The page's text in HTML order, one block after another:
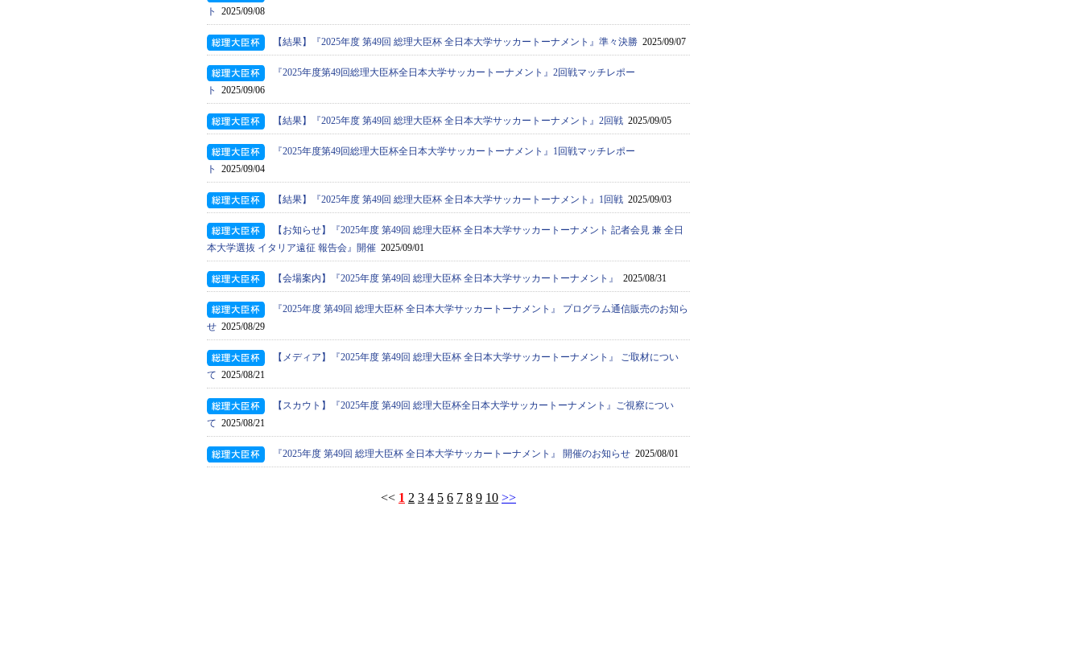
ト
2025/09/08
【結果】『2025年度 第49回 総理大臣杯 全日本大学サッカートーナメント』準々決勝 2025/09/07
『2025年度第49回総理大臣杯全日本大学サッカートーナメント』2回戦マッチレポー
ト
2025/09/06
【結果】『2025年度 第49回 総理大臣杯 全日本大学サッカートーナメント』2回戦 2025/09/05
『2025年度第49回総理大臣杯全日本大学サッカートーナメント』1回戦マッチレポー
ト
2025/09/04
【結果】『2025年度 第49回 総理大臣杯 全日本大学サッカートーナメント』1回戦 2025/09/03
【お知らせ】『2025年度 第49回 総理大臣杯 全日本大学サッカートーナメント 記者会見 兼 全日
本大学選抜 イタリア遠征 報告会』開催 2025/09/01
【会場案内】『2025年度 第49回 総理大臣杯 全日本大学サッカートーナメント』 2025/08/31
『2025年度 第49回 総理大臣杯 全日本大学サッカートーナメント』 プログラム通信販売のお知ら
せ 2025/08/29
【メディア】『2025年度 第49回 総理大臣杯 全日本大学サッカートーナメント』 ご取材につい
て 2025/08/21
【スカウト】『2025年度 第49回 総理大臣杯全日本大学サッカートーナメント』ご視察につい
て 2025/08/21
『2025年度 第49回 総理大臣杯 全日本大学サッカートーナメント』 開催のお知らせ 2025/08/01
<< 1 2 3 4 5 6 7 8 9 10 >>